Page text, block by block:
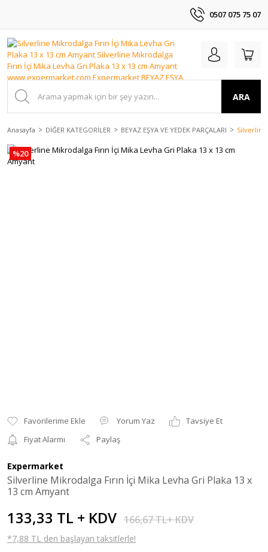
0507 075 75 07
ARA
Anasayfa DİĞER KATEGORİLER BEYAZ EŞYA VE YEDEK PARÇALARI Silverline
%20
Yorum Yaz
Tavsiye Et
Fiyat Alarmı
Paylaş
Expermarket
Silverline Mikrodalga Fırın İçi Mika Levha Gri Plaka 13 x
13 cm Amyant
133,33 TL + KDV 166,67 TL+ KDV
*7,88 TL den başlayan taksitlerle!